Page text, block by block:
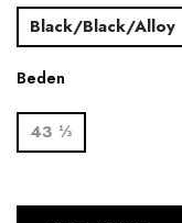
Black/Black/Alloy
Beden
43 ⅓